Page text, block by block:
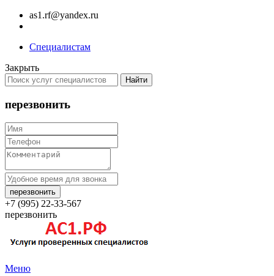
as1.rf@yandex.ru
Специалистам
Закрыть
Найти
перезвонить
+7 (995) 22-33-567
перезвонить
Меню